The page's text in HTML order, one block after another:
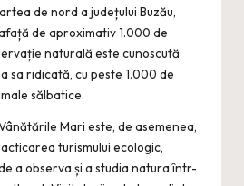
de nord a județului Buzău,
de aproximativ 1.000 de
naturală este cunoscută
sa ridicată, cu peste 1.000 de
sălbatice.
Mari este, de asemenea,
turismului ecologic,
a observa și a studia natura într-